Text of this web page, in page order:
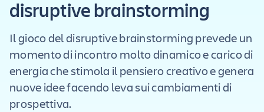
disruptive brainstorming
Il gioco del disruptive brainstorming prevede un
momento di incontro molto dinamico e carico di
energia che stimola il pensiero creativo e genera
nuove idee facendo leva sui cambiamenti di
prospettiva.